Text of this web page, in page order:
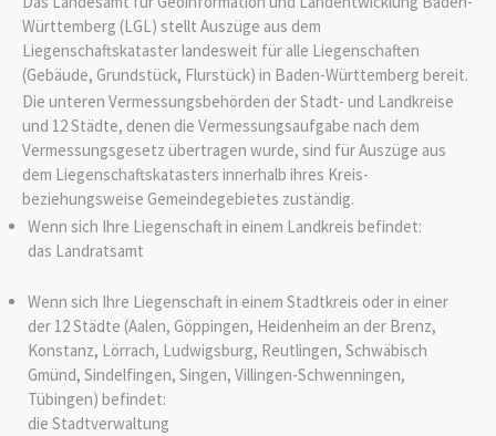
Württemberg (LGL) stellt Auszüge aus dem
Liegenschaftskataster landesweit für alle Liegenschaften
(Gebäude, Grundstück, Flurstück) in Baden-Württemberg bereit.
Die unteren Vermessungsbehörden der Stadt- und Landkreise
und 12 Städte, denen die Vermessungsaufgabe nach dem
Vermessungsgesetz übertragen wurde, sind für Auszüge aus
dem Liegenschaftskatasters innerhalb ihres Kreis-
beziehungsweise Gemeindegebietes zuständig.
Wenn sich Ihre Liegenschaft in einem Landkreis befindet:
das Landratsamt
Wenn sich Ihre Liegenschaft in einem Stadtkreis oder in einer
der 12 Städte (Aalen, Göppingen, Heidenheim an der Brenz,
Konstanz, Lörrach, Ludwigsburg, Reutlingen, Schwäbisch
Gmünd, Sindelfingen, Singen, Villingen-Schwenningen,
Tübingen) befindet:
die Stadtverwaltung